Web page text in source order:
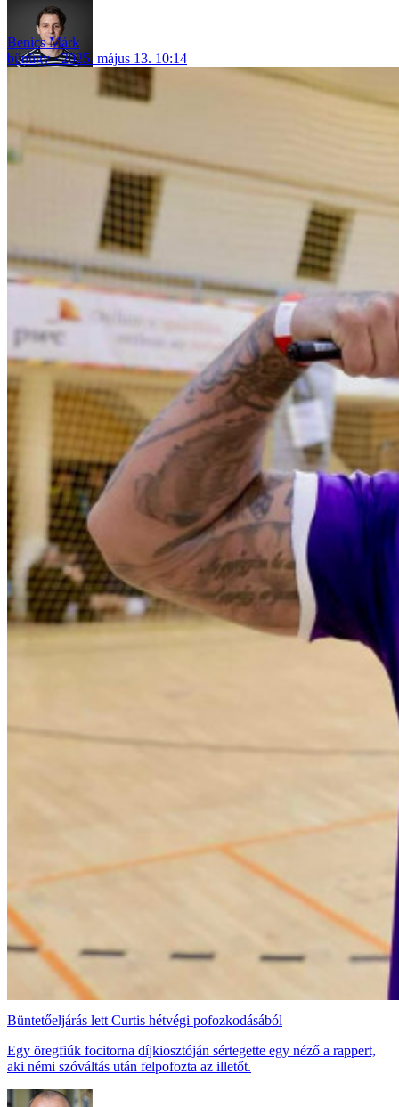
Benics Márk
bűnügy
2025. május 13. 10:14
Büntetőeljárás lett Curtis hétvégi pofozkodásából
Egy öregfiúk focitorna díjkiosztóján sértegette egy néző a rappert,
aki némi szóváltás után felpofozta az illetőt.